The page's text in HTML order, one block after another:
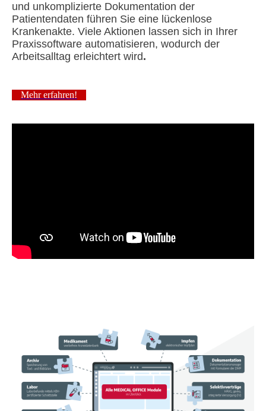
und unkomplizierte Dokumentation der
Patientendaten führen Sie eine lückenlose
Krankenakte. Viele Aktionen lassen sich in Ihrer
Praxissoftware automatisieren, wodurch der
Arbeitsalltag erleichtert wird.
Mehr erfahren!